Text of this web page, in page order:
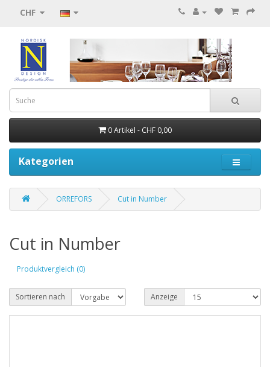
CHF
0 Artikel - CHF 0,00
Kategorien
ORREFORS Cut in Number
Cut in Number
Produktvergleich (0)
Sortieren nach Anzeige